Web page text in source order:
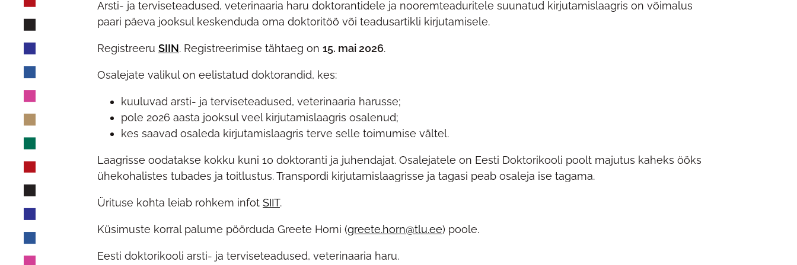
Arsti- ja terviseteadused, veterinaaria haru doktorantidele ja nooremteaduritele suunatud kirjutamislaagris on võimalus
paari päeva jooksul keskenduda oma doktoritöö või teadusartikli kirjutamisele.
Registreeru SIIN. Registreerimise tähtaeg on 15. mai 2026.
Osalejate valikul on eelistatud doktorandid, kes:
kuuluvad arsti- ja terviseteadused, veterinaaria harusse;
pole 2026 aasta jooksul veel kirjutamislaagris osalenud;
kes saavad osaleda kirjutamislaagris terve selle toimumise vältel.
Laagrisse oodatakse kokku kuni 10 doktoranti ja juhendajat. Osalejatele on Eesti Doktorikooli poolt majutus kaheks ööks
ühekohalistes tubades ja toitlustus. Transpordi kirjutamislaagrisse ja tagasi peab osaleja ise tagama.
Ürituse kohta leiab rohkem infot SIIT.
Küsimuste korral palume pöörduda Greete Horni (greete.horn@tlu.ee) poole.
Eesti doktorikooli arsti- ja terviseteadused, veterinaaria haru.